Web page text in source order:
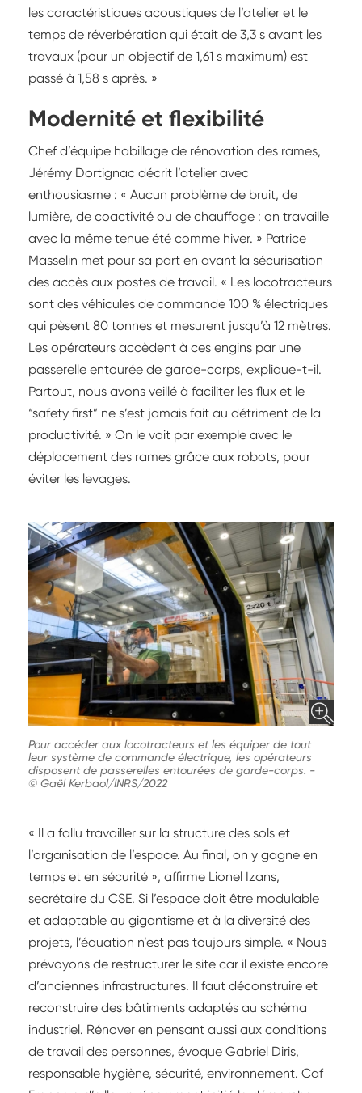
les caractéristiques acoustiques de l’atelier et le
temps de réverbération qui était de 3,3 s avant les
travaux (pour un objectif de 1,61 s maximum) est
passé à 1,58 s après. »
Modernité et flexibilité
Chef d’équipe habillage de rénovation des rames,
Jérémy Dortignac décrit l’atelier avec
enthousiasme : « Aucun problème de bruit, de
lumière, de coactivité ou de chauffage : on travaille
avec la même tenue été comme hiver. » Patrice
Masselin met pour sa part en avant la sécurisation
des accès aux postes de travail. « Les locotracteurs
sont des véhicules de commande 100 % électriques
qui pèsent 80 tonnes et mesurent jusqu’à 12 mètres.
Les opérateurs accèdent à ces engins par une
passerelle entourée de garde-corps, explique-t-il.
Partout, nous avons veillé à faciliter les flux et le
“safety first” ne s’est jamais fait au détriment de la
productivité. » On le voit par exemple avec le
déplacement des rames grâce aux robots, pour
éviter les levages.
Pour accéder aux locotracteurs et les équiper de tout
leur système de commande électrique, les opérateurs
disposent de passerelles entourées de garde-corps. -
© Gaël Kerbaol/INRS/2022
« Il a fallu travailler sur la structure des sols et
l’organisation de l’espace. Au final, on y gagne en
temps et en sécurité », affirme Lionel Izans,
secrétaire du CSE. Si l’espace doit être modulable
et adaptable au gigantisme et à la diversité des
projets, l’équation n’est pas toujours simple. « Nous
prévoyons de restructurer le site car il existe encore
d’anciennes infrastructures. Il faut déconstruire et
reconstruire des bâtiments adaptés au schéma
industriel. Rénover en pensant aussi aux conditions
de travail des personnes, évoque Gabriel Diris,
responsable hygiène, sécurité, environnement. Caf